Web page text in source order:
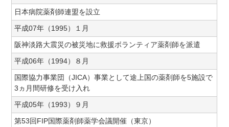
日本病院薬剤師連盟を設立
平成07年（1995）１月
阪神淡路大震災の被災地に救援ボランティア薬剤師を派遣
平成06年（1994）８月
国際協力事業団（JICA）事業として途上国の薬剤師を5施設で
3ヵ月間研修を受け入れ
平成05年（1993）９月
第53回FIP国際薬剤師薬学会議開催（東京）